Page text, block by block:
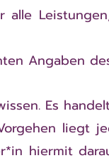
alle
Angaben
Es
liegt
hiermit